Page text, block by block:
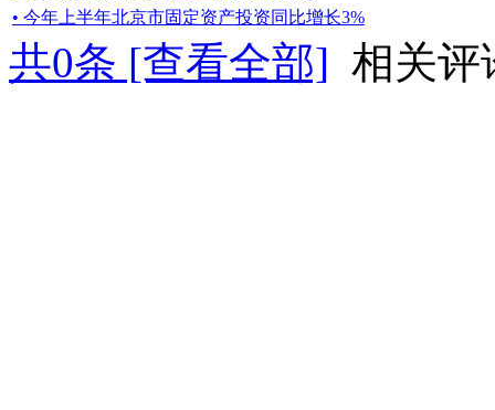
• 今年上半年北京市固定资产投资同比增长3%
共0条 [查看全部] 相关评